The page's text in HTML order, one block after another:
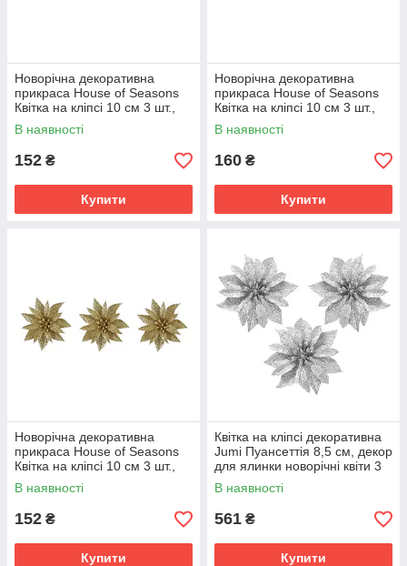
Новорічна декоративна
прикраса House of Seasons
Квітка на кліпсі 10 см 3 шт.,
декор для ялинки новорічні
квіти, Шампань
В наявності
152 ₴
Купити
Новорічна декоративна
прикраса House of Seasons
Квітка на кліпсі 10 см 3 шт.,
декор для ялинки новорічні
квіти, Сріблястий
В наявності
160 ₴
Купити
Новорічна декоративна
прикраса House of Seasons
Квітка на кліпсі 10 см 3 шт.,
декор для ялинки новорічні
квіти, Золотий
В наявності
152 ₴
Купити
Квітка на кліпсі декоративна
Jumi Пуансеттія 8,5 см, декор
для ялинки новорічні квіти 3
шт., сріблясті
В наявності
561 ₴
Купити